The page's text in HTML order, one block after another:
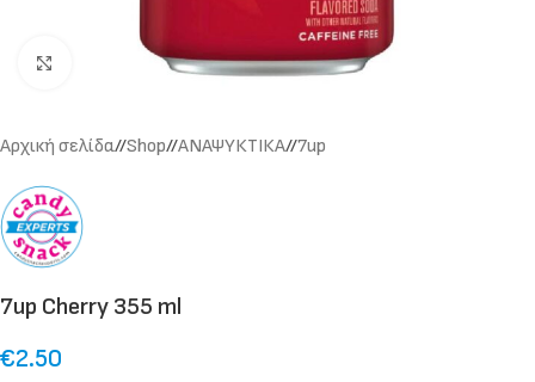
Click to enlarge
Αρχική σελίδα/ Shop/ ΑΝΑΨΥΚΤΙΚΑ/ 7up
7up Cherry 355 ml
€2.50